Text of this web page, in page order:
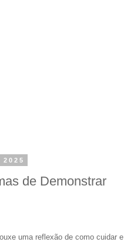
de Demonstrar
uma reflexão de como cuidar e